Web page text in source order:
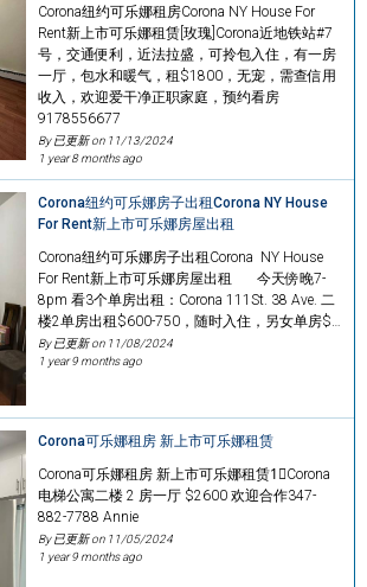
Corona纽约可乐娜租房Corona NY House For
Rent新上市可乐娜租赁[玫瑰]Corona近地铁站#7
号，交通便利，近法拉盛，可拎包入住，有一房
一厅，包水和暖气，租$1800，无宠，需查信用
收入，欢迎爱干净正职家庭，预约看房
9178556677
By 已更新 on 11/13/2024
1 year 8 months ago
Corona纽约可乐娜房子出租Corona NY House
For Rent新上市可乐娜房屋出租
Corona纽约可乐娜房子出租Corona NY House
For Rent新上市可乐娜房屋出租 今天傍晚7-
8pm 看3个单房出租：Corona 111St. 38 Ave. 二
楼2单房出租$600-750，随时入住，另女单房$…
By 已更新 on 11/08/2024
1 year 9 months ago
Corona可乐娜租房 新上市可乐娜租赁
Corona可乐娜租房 新上市可乐娜租赁1⃣️Corona
电梯公寓二楼 2 房一厅 $2600 欢迎合作347-
882-7788 Annie
By 已更新 on 11/05/2024
1 year 9 months ago